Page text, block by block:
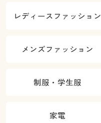
レディースファッション
メンズファッション
制服・学生服
家電